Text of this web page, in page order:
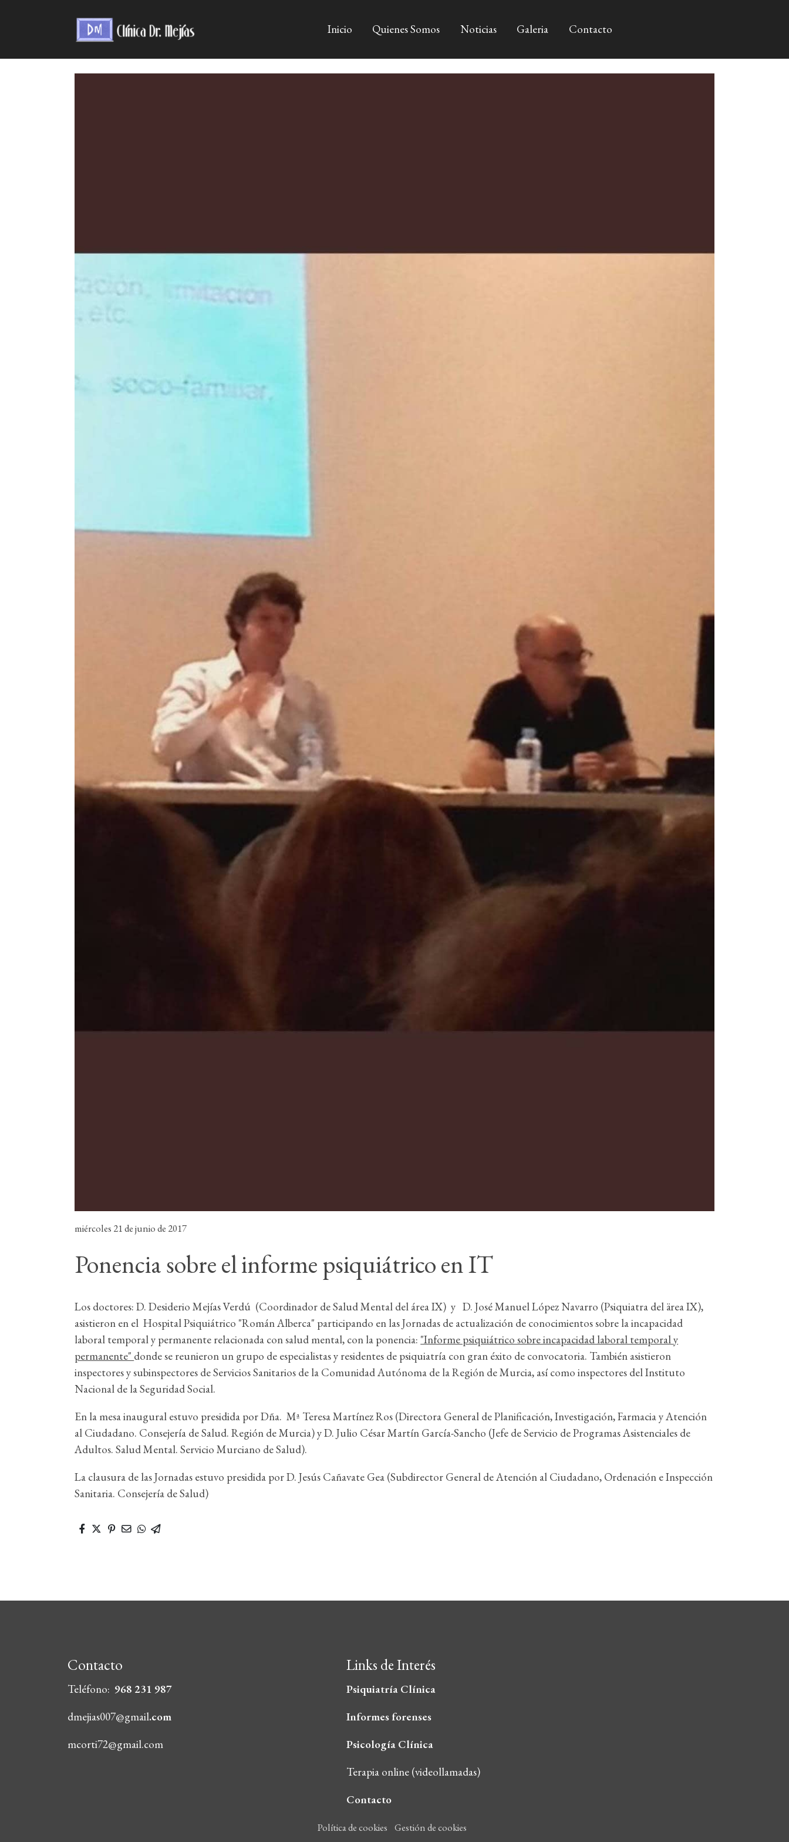
Inicio Quienes Somos Noticias Galeria Contacto
miércoles 21 de junio de 2017
Ponencia sobre el informe psiquiátrico en IT
Los doctores: D. Desiderio Mejías Verdú (Coordinador de Salud Mental del área IX) y D. José Manuel López Navarro (Psiquiatra del ärea IX),
asistieron en el Hospital Psiquiátrico "Román Alberca" participando en las Jornadas de actualización de conocimientos sobre la incapacidad
laboral temporal y permanente relacionada con salud mental, con la ponencia: "Informe psiquiátrico sobre incapacidad laboral temporal y
permanente" donde se reunieron un grupo de especialistas y residentes de psiquiatría con gran éxito de convocatoria. También asistieron
inspectores y subinspectores de Servicios Sanitarios de la Comunidad Autónoma de la Región de Murcia, así como inspectores del Instituto
Nacional de la Seguridad Social.
En la mesa inaugural estuvo presidida por Dña. Mª Teresa Martínez Ros (Directora General de Planificación, Investigación, Farmacia y Atención
al Ciudadano. Consejería de Salud. Región de Murcia) y D. Julio César Martín García-Sancho (Jefe de Servicio de Programas Asistenciales de
Adultos. Salud Mental. Servicio Murciano de Salud).
La clausura de las Jornadas estuvo presidida por D. Jesús Cañavate Gea (Subdirector General de Atención al Ciudadano, Ordenación e Inspección
Sanitaria. Consejería de Salud)
Contacto
Teléfono: 968 231 987
dmejias007@gmail.com
mcorti72@gmail.com
Links de Interés
Psiquiatría Clínica
Informes forenses
Psicología Clínica
Terapia online (videollamadas)
Contacto
Política de cookies Gestión de cookies